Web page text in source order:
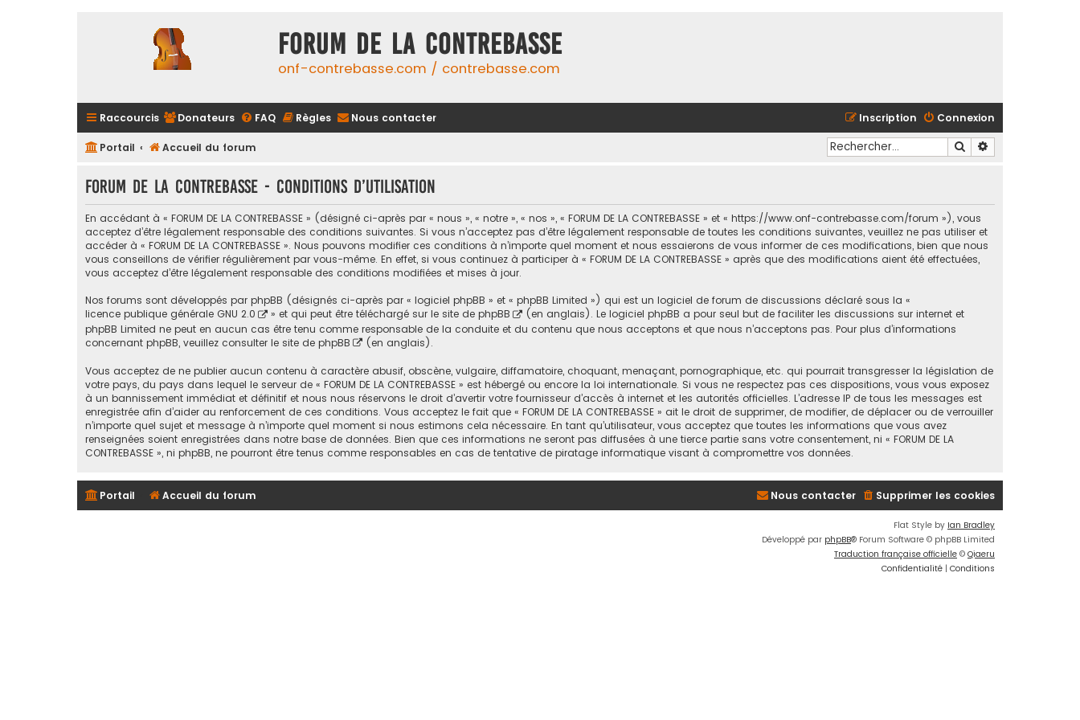
FORUM DE LA CONTREBASSE
onf-contrebasse.com / contrebasse.com
Raccourcis Donateurs FAQ Règles Nous contacter Connexion
Inscription
Portail Accueil du forum Rechercher
FORUM DE LA CONTREBASSE - Conditions d’utilisation
En accédant à « FORUM DE LA CONTREBASSE » (désigné ci-après par « nous », « notre », « nos », « FORUM DE LA CONTREBASSE » et « https://www.onf-contrebasse.com/forum »), vous
acceptez d’être légalement responsable des conditions suivantes. Si vous n’acceptez pas d’être légalement responsable de toutes les conditions suivantes, veuillez ne pas utiliser et
accéder à « FORUM DE LA CONTREBASSE ». Nous pouvons modifier ces conditions à n’importe quel moment et nous essaierons de vous informer de ces modifications, bien que nous
vous conseillons de vérifier régulièrement par vous-même. En effet, si vous continuez à participer à « FORUM DE LA CONTREBASSE » après que des modifications aient été effectuées,
vous acceptez d’être légalement responsable des conditions modifiées et mises à jour.
Nos forums sont développés par phpBB (désignés ci-après par « logiciel phpBB » et « phpBB Limited ») qui est un logiciel de forum de discussions déclaré sous la «
licence publique générale GNU 2.0
» et qui peut être téléchargé sur le site de phpBB
(en anglais). Le logiciel phpBB a pour seul but de faciliter les discussions sur internet et
phpBB Limited ne peut en aucun cas être tenu comme responsable de la conduite et du contenu que nous acceptons et que nous n’acceptons pas. Pour plus d’informations
concernant phpBB, veuillez consulter le site de phpBB (en anglais).
Vous acceptez de ne publier aucun contenu à caractère abusif, obscène, vulgaire, diffamatoire, choquant, menaçant, pornographique, etc. qui pourrait transgresser la législation de
votre pays, du pays dans lequel le serveur de « FORUM DE LA CONTREBASSE » est hébergé ou encore la loi internationale. Si vous ne respectez pas ces dispositions, vous vous exposez
à un bannissement immédiat et définitif et nous nous réservons le droit d’avertir votre fournisseur d’accès à internet et les autorités officielles. L’adresse IP de tous les messages est
enregistrée afin d’aider au renforcement de ces conditions. Vous acceptez le fait que « FORUM DE LA CONTREBASSE » ait le droit de supprimer, de modifier, de déplacer ou de verrouiller
n’importe quel sujet et message à n’importe quel moment si nous estimons cela nécessaire. En tant qu’utilisateur, vous acceptez que toutes les informations que vous avez
renseignées soient enregistrées dans notre base de données. Bien que ces informations ne seront pas diffusées à une tierce partie sans votre consentement, ni « FORUM DE LA
CONTREBASSE », ni phpBB, ne pourront être tenus comme responsables en cas de tentative de piratage informatique visant à compromettre vos données.
Portail Accueil du forum Supprimer les cookies
Nous contacter
Flat Style by Ian Bradley
Développé par phpBB® Forum Software © phpBB Limited
Traduction française officielle © Qiaeru
Confidentialité | Conditions